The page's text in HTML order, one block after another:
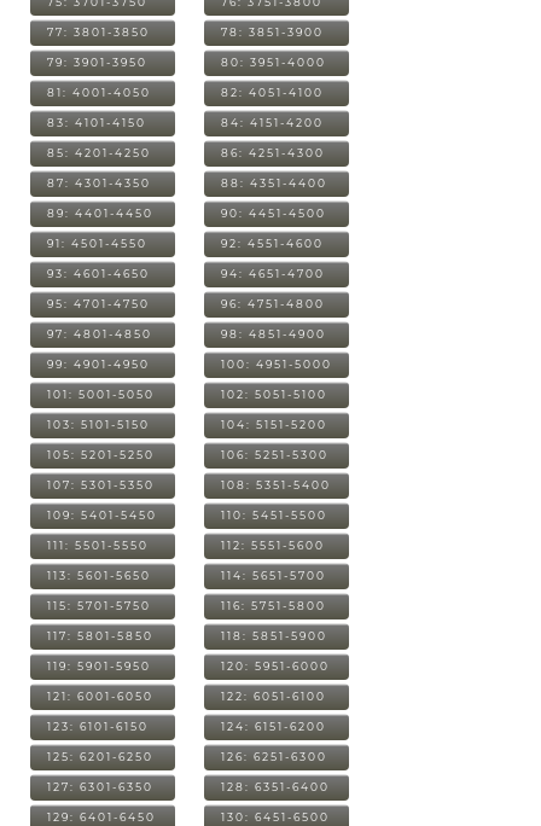
77: 3801-3850 78: 3851-3900
79: 3901-3950 80: 3951-4000
81: 4001-4050 82: 4051-4100
83: 4101-4150 84: 4151-4200
85: 4201-4250 86: 4251-4300
87: 4301-4350 88: 4351-4400
89: 4401-4450 90: 4451-4500
91: 4501-4550 92: 4551-4600
93: 4601-4650 94: 4651-4700
95: 4701-4750 96: 4751-4800
97: 4801-4850 98: 4851-4900
99: 4901-4950 100: 4951-5000
101: 5001-5050 102: 5051-5100
103: 5101-5150 104: 5151-5200
105: 5201-5250 106: 5251-5300
107: 5301-5350 108: 5351-5400
109: 5401-5450 110: 5451-5500
111: 5501-5550 112: 5551-5600
113: 5601-5650 114: 5651-5700
115: 5701-5750 116: 5751-5800
117: 5801-5850 118: 5851-5900
119: 5901-5950 120: 5951-6000
121: 6001-6050 122: 6051-6100
123: 6101-6150 124: 6151-6200
125: 6201-6250 126: 6251-6300
127: 6301-6350 128: 6351-6400
129: 6401-6450 130: 6451-6500